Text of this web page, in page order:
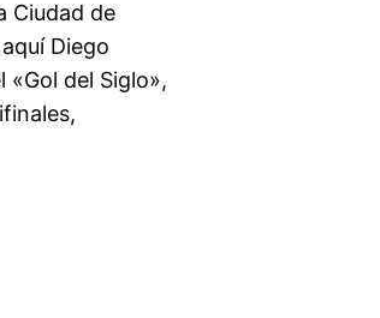
Ciudad de
Diego
del Siglo»,